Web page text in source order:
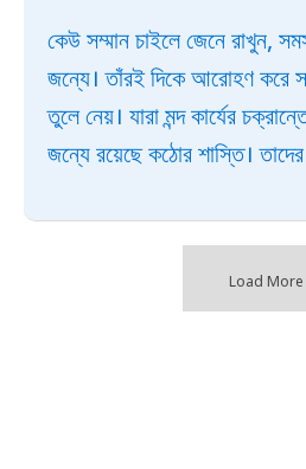
কেউ সম্মান চাইলে জেনে রাখুন,
জন্যে। তাঁরই দিকে আরোহণ করে
তুলে নেয়। যারা মন্দ কার্যের
জন্যে রয়েছে কঠোর শাস্তি।
Load More